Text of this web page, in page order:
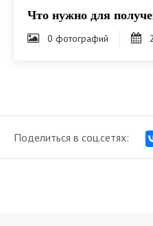
Что нужно для
0 фотографий
Поделиться в соц.сетях: